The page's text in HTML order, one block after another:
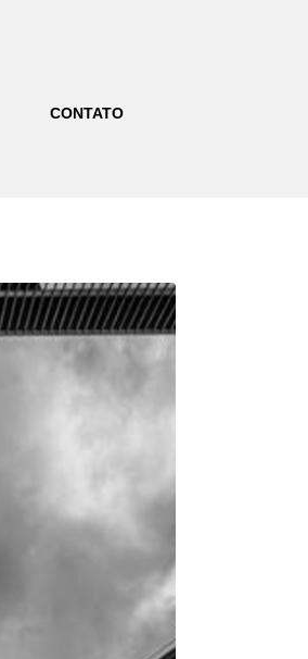
CONTATO